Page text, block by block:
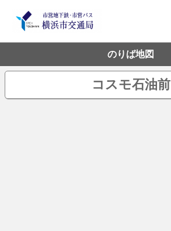
のりば地図
コスモ石油前